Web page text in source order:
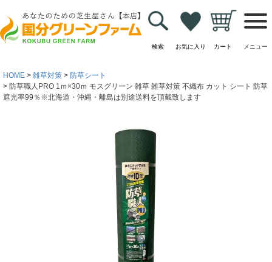
検索 お気に入り カート メニュー
HOME 雑草対策
防草シート
防草職人PRO 1ｍ×30ｍ モスグリーン 雑草 雑草対策 不織布 カット シート 防草
遮光率99％※北海道・沖縄・離島は別途送料を頂戴致します